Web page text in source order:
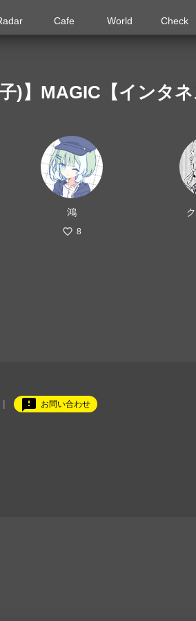
Cafe World Check
子)】MAGIC【インタ
鴻
8
feedback お問い合わせ